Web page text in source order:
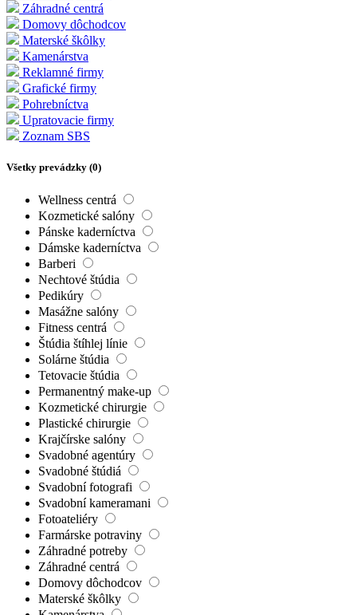
Záhradné centrá
Domovy dôchodcov
Materské škôlky
Kamenárstva
Reklamné firmy
Grafické firmy
Pohrebníctva
Upratovacie firmy
Zoznam SBS
Všetky prevádzky (0)
Wellness centrá
Kozmetické salóny
Pánske kaderníctva
Dámske kaderníctva
Barberi
Nechtové štúdia
Pedikúry
Masážne salóny
Fitness centrá
Štúdia štíhlej línie
Solárne štúdia
Tetovacie štúdia
Permanentný make-up
Kozmetické chirurgie
Plastické chirurgie
Krajčírske salóny
Svadobné agentúry
Svadobné štúdiá
Svadobní fotografi
Svadobní kameramani
Fotoateliéry
Farmárske potraviny
Záhradné potreby
Záhradné centrá
Domovy dôchodcov
Materské škôlky